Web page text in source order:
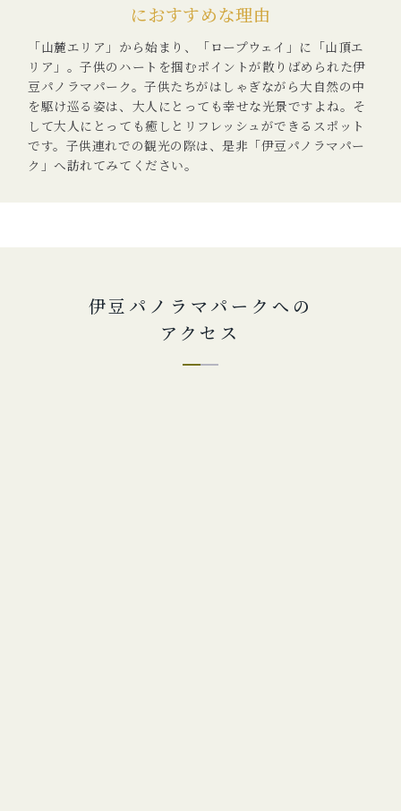
におすすめな理由
「山麓エリア」から始まり、「ロープウェイ」に「山頂エ
リア」。子供のハートを掴むポイントが散りばめられた伊
豆パノラマパーク。子供たちがはしゃぎながら大自然の中
を駆け巡る姿は、大人にとっても幸せな光景ですよね。そ
して大人にとっても癒しとリフレッシュができるスポット
です。子供連れでの観光の際は、是非「伊豆パノラマパー
ク」へ訪れてみてください。
伊豆パノラマパークへの
アクセス